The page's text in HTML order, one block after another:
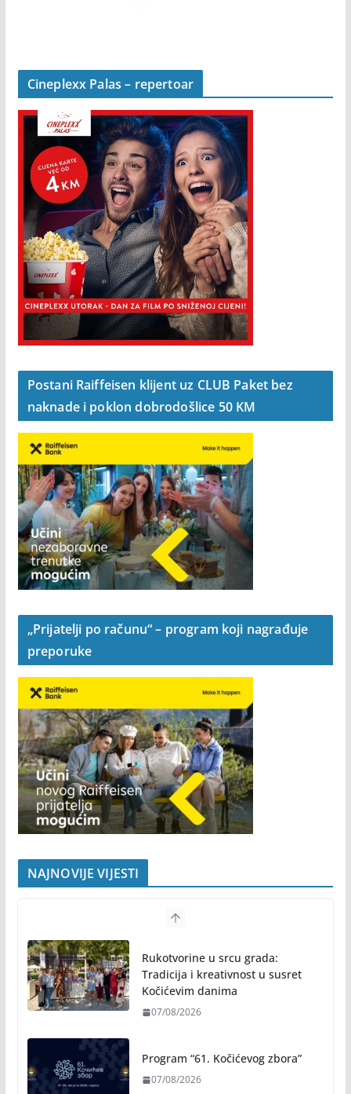
Cineplexx Palas – repertoar
Postani Raiffeisen klijent uz CLUB Paket bez
naknade i poklon dobrodošlice 50 KM
„Prijatelji po računu“ – program koji nagrađuje
preporuke
NAJNOVIJE VIJESTI
Program “61. Kočićevog zbora”
07/08/2026
aerobik, ples i programi za
sugrađane treće životne dobi